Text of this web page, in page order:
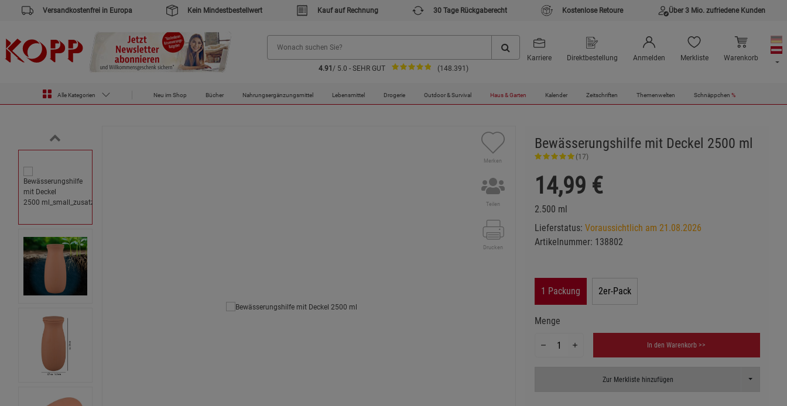
Versandkostenfrei in Europa Kein Mindestbestellwert Kauf auf Rechnung 30 Tage Rückgaberecht Kostenlose Retoure Über 3 Mio. zufriedene Kunden
4.91 / 5.0 - SEHR GUT (148.391)
Karriere Direktbestellung Anmelden Merkliste Warenkorb
Alle Kategorien Neu im Shop Bücher Nahrungsergänzungsmittel Lebensmittel Drogerie Outdoor & Survival Haus & Garten Kalender Zeitschriften Themenwelten Schnäppchen %
Zur Startseite des Kopp Verlag Online-Shop
Haus & Garten Bewässerungshilfe mit Deckel 2500 ml
Merken
Teilen
Drucken
Bewässerungshilfe mit Deckel 2500 ml
(17)
14,99 €
2.500 ml
Lieferstatus: Voraussichtlich am 21.08.2026
Artikelnummer: 138802
1 Packung 2er-Pack
Menge
In den Warenkorb >>
Zur Merkliste hinzufügen Toggle